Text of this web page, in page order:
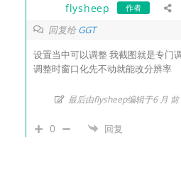
flysheep 作者
回复给GGT
设置当中可以调整 我截图就是专门
调整时窗口化先不动就能改分辨率
最后由flysheep编辑于6 月 前
0 回复